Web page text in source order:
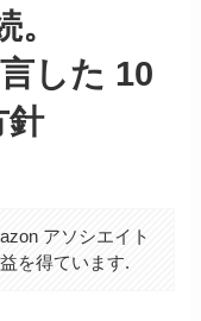
した 10
針
アソシエイト
を得ています.